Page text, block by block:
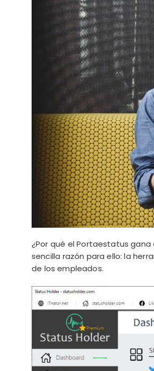
¿Por qué el Portaestatus
sencilla razón para ello: la
de los empleados.